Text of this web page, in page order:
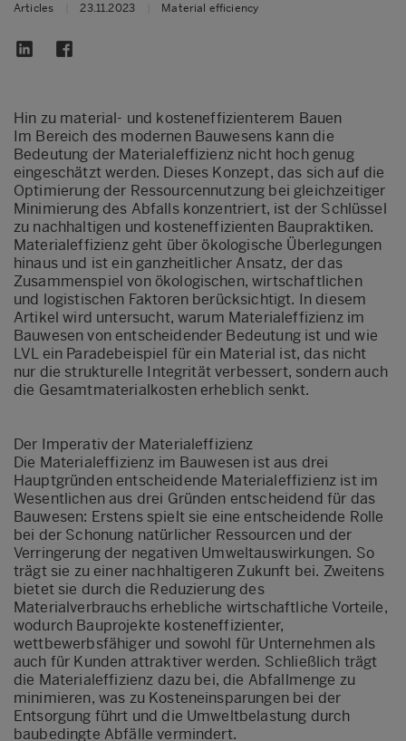
Articles 23.11.2023 Material efficiency
Hin zu material- und kosteneffizienterem Bauen
Im Bereich des modernen Bauwesens kann die
Bedeutung der Materialeffizienz nicht hoch genug
eingeschätzt werden. Dieses Konzept, das sich auf die
Optimierung der Ressourcennutzung bei gleichzeitiger
Minimierung des Abfalls konzentriert, ist der Schlüssel
zu nachhaltigen und kosteneffizienten Baupraktiken.
Materialeffizienz geht über ökologische Überlegungen
hinaus und ist ein ganzheitlicher Ansatz, der das
Zusammenspiel von ökologischen, wirtschaftlichen
und logistischen Faktoren berücksichtigt. In diesem
Artikel wird untersucht, warum Materialeffizienz im
Bauwesen von entscheidender Bedeutung ist und wie
LVL ein Paradebeispiel für ein Material ist, das nicht
nur die strukturelle Integrität verbessert, sondern auch
die Gesamtmaterialkosten erheblich senkt.
Der Imperativ der Materialeffizienz
Die Materialeffizienz im Bauwesen ist aus drei
Hauptgründen entscheidende Materialeffizienz ist im
Wesentlichen aus drei Gründen entscheidend für das
Bauwesen: Erstens spielt sie eine entscheidende Rolle
bei der Schonung natürlicher Ressourcen und der
Verringerung der negativen Umweltauswirkungen. So
trägt sie zu einer nachhaltigeren Zukunft bei. Zweitens
bietet sie durch die Reduzierung des
Materialverbrauchs erhebliche wirtschaftliche Vorteile,
wodurch Bauprojekte kosteneffizienter,
wettbewerbsfähiger und sowohl für Unternehmen als
auch für Kunden attraktiver werden. Schließlich trägt
die Materialeffizienz dazu bei, die Abfallmenge zu
minimieren, was zu Kosteneinsparungen bei der
Entsorgung führt und die Umweltbelastung durch
baubedingte Abfälle vermindert.